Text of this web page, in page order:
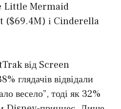
Little Mermaid
($69.4M) і Cinderella
від Screen
глядачів відвідали
весело”, тоді як 32%